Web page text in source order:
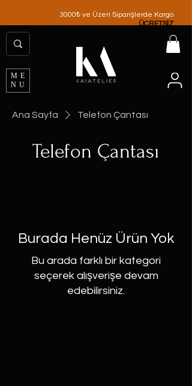
3000₺ ve Üzeri Siparişlerde Kargo
ÜCRETSİZ
ME
NU
Ana Sayfa Telefon Çantası
Telefon Çantası
Burada Henüz Ürün Yok
Bu arada farklı bir kategori
seçerek alışverişe devam
edebilirsiniz.